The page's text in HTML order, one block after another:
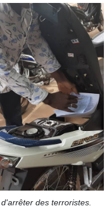
des terroristes.